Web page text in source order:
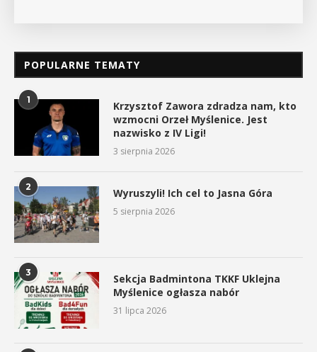
POPULARNE TEMATY
1
Krzysztof Zawora zdradza nam, kto
wzmocni Orzeł Myślenice. Jest
nazwisko z IV Ligi!
3 sierpnia 2026
2 Wyruszyli! Ich cel to Jasna Góra
5 sierpnia 2026
3
Sekcja Badmintona TKKF Uklejna
Myślenice ogłasza nabór
31 lipca 2026